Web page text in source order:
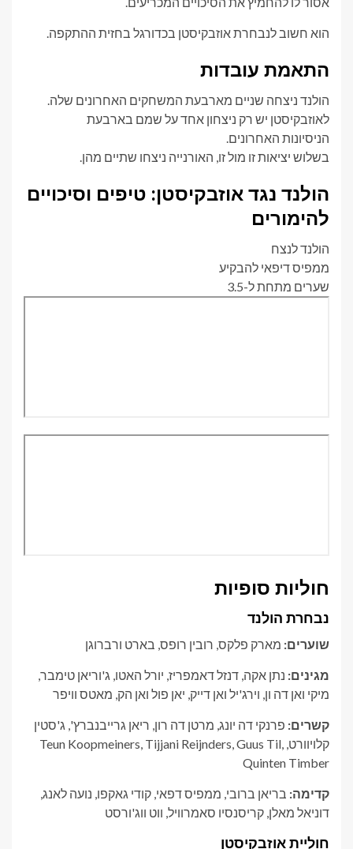
הוא חשוב לנבחרת אוזבקיסטן בכדורגל בחזית ההתקפה.
התאמת עובדות
הולנד ניצחה שניים מארבעת המשחקים האחרונים שלה.
לאוזבקיסטן יש רק ניצחון אחד על שמם בארבעת
הניסיונות האחרונים.
בשלוש יציאות זו מול זו, האורנייה ניצחו שתיים מהן.
הולנד נגד אוזבקיסטן: טיפים וסיכויים
להימורים
הולנד לנצח
ממפיס דיפאי להבקיע
שערים מתחת ל-3.5
חוליות סופיות
נבחרת הולנד
שוערים: מארק פלקס, רובין רופס, בארט ורברוגן
מגינים: נתן אקה, דנזל דאמפריז, יורל האטו, ג'וריאן טימבר,
מיקי ואן דה ון, וירג'יל ואן דייק, יאן פול ואן הק, מאטס וויפר
קשרים: פרנקי דה יונג, מרטן דה רון, ריאן גרייבנברץ', ג'סטין
קלויוורט, Teun Koopmeiners, Tijjani Reijnders, Guus Til,
Quinten Timber
קדימה: בריאן ברובי, ממפיס דפאי, קודי גאקפו, נועה לאנג,
דוניאל מאלן, קריסנסיו סאמרוויל, ווט ווג'ורסט
חוליית אוזבקיסטן